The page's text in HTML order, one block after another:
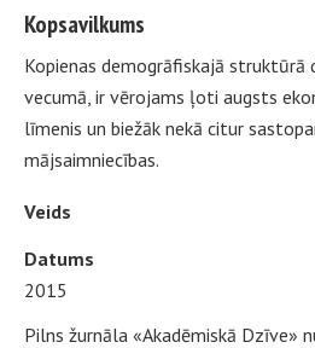
Kopsavilkums
Kopienas demogrāfiskajā struktūrā
vecumā, ir vērojams ļoti augsts
līmenis un biežāk nekā citur
mājsaimniecības.
Veids
Datums
2015
Pilns žurnāla «Akadēmiskā Dzīve»